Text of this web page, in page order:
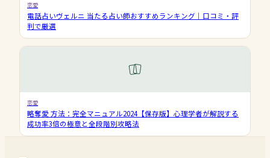
恋愛
電話占いヴェルニ 当たる占い師おすすめランキング｜口コミ・評
判で厳選
恋愛
略奪愛 方法：完全マニュアル2024【保存版】心理学者が解説する
成功率3倍の極意と全段階別攻略法